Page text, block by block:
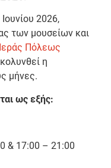
2026,
των μουσείων και
Πόλεως
η
μήνες.
ως εξής:
& 17:00 – 21:00